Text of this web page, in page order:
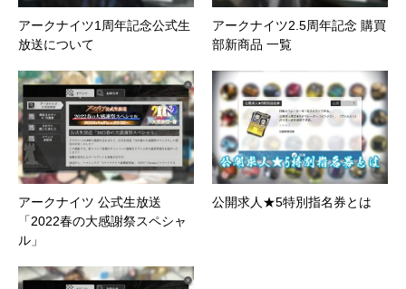
アークナイツ1周年記念公式生
放送について
アークナイツ2.5周年記念 購買
部新商品 一覧
アークナイツ 公式生放送
「2022春の大感謝祭スペシャ
ル」
公開求人★5特別指名券とは